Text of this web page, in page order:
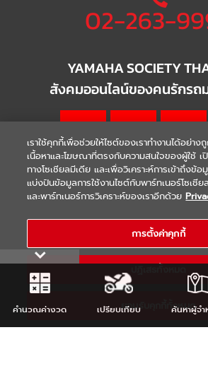
02-263-
YAMAHA SOCIETY
สังคมออนไลน์ของคนรักรถ
WARRANTY | Terms &
COPYRIGHT 2021 THAI YAMAHA MOTOR
RESERVED
คำนวณค่างวด เปรียบเทียบ ค้นหาผู้จำ
เราใช้คุกกี้เพื่อช่วยให้ไซต์ของเราทำงานได้อย่า
เนื้อหาและโฆษณาที่ตรงกับความสนใจของผู้ใช้
ทางโซเชียลมีเดีย และเพื่อวิเคราะห์การเข้าถึงข้อ
แบ่งปันข้อมูลการใช้งานไซต์กับพาร์ทเนอร์โซเชี
และพาร์ทเนอร์การวิเคราะห์ของเราอีกด้วย
การตั้งค่าคุกกี้
ยอมรับคุกกี้ทั้งหมด